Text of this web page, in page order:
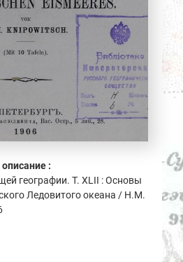
:
географии. Т. XLII : Основы
Ледовитого океана / Н.М.